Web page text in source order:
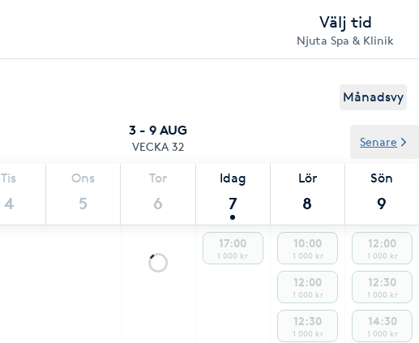
Välj tid
Njuta Spa & Klinik
Månadsvy
3 - 9 AUG
VECKA 32
Tis
4
Ons
5
Tor
6
Idag
7
Lör
8
Sön
9
Senare
17:00
1 000 kr
10:00
1 000 kr
12:00
1 000 kr
12:30
1 000 kr
12:00
1 000 kr
12:30
1 000 kr
14:30
1 000 kr